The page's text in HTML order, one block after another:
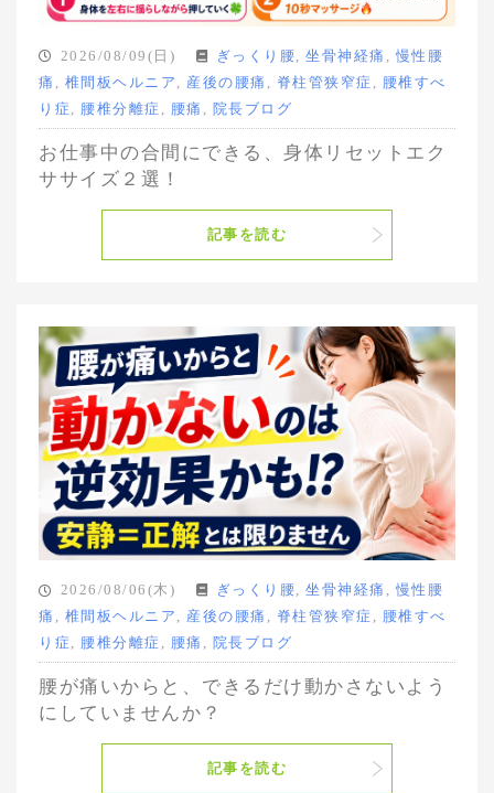
2026/08/09(日) ぎっくり腰 坐骨神経痛
慢性腰
痛
椎間板ヘルニア 産後の腰痛 脊柱管狭窄症
腰椎すべ
り症
腰椎分離症 腰痛 院長ブログ
お仕事中の合間にできる、身体リセットエク
ササイズ２選！
記事を読む
2026/08/06(木) ぎっくり腰, 坐骨神経痛 , 慢性腰
痛 , 椎間板ヘルニア , 産後の腰痛 , 脊柱管狭窄症 , 腰椎すべ
り症 , 腰椎分離症 , 腰痛 , 院長ブログ
腰が痛いからと、できるだけ動かさないよう
にしていませんか？
記事を読む